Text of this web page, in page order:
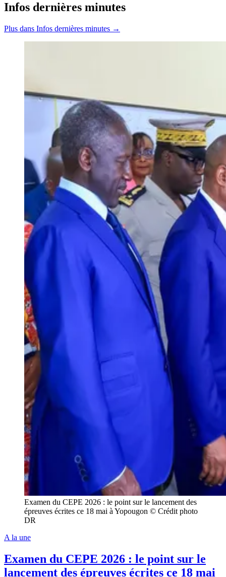
Infos dernières minutes
Plus dans Infos dernières minutes →
Examen du CEPE 2026 : le point sur le lancement des
épreuves écrites ce 18 mai à Yopougon © Crédit photo
DR
A la une
Examen du CEPE 2026 : le point sur le
lancement des épreuves écrites ce 18 mai